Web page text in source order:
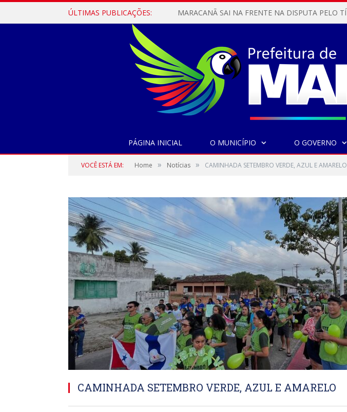
ÚLTIMAS PUBLICAÇÕES:
PÁGINA INICIAL O MUNICÍPIO O GOVERNO
VOCÊ ESTÁ EM: Home » Notícias » CAMINHADA SETEMBRO VERDE, AZUL E AMARELO
CAMINHADA SETEMBRO VERDE, AZUL E AMARELO